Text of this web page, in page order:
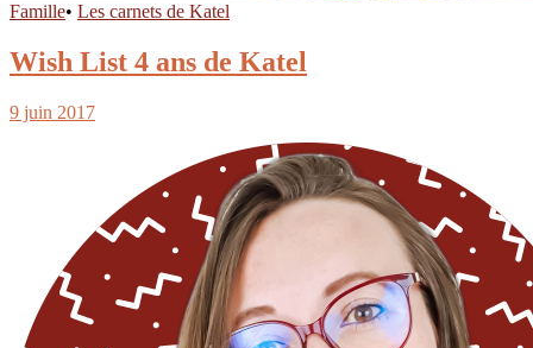
Famille• Les carnets de Katel
Wish List 4 ans de Katel
9 juin 2017